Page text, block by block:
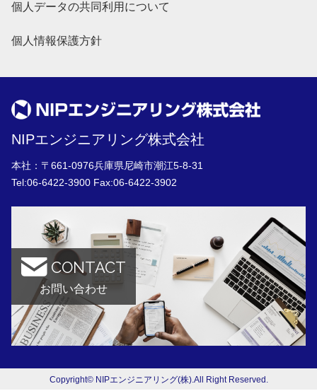
個人データの共同利用について
個人情報保護方針
NIPエンジニアリング株式会社
本社：〒661-0976兵庫県尼崎市潮江5-8-31
Tel:06-6422-3900 Fax:06-6422-3902
CONTACT
お問い合わせ
Copyright© NIPエンジニアリング(株).All Right Reserved.